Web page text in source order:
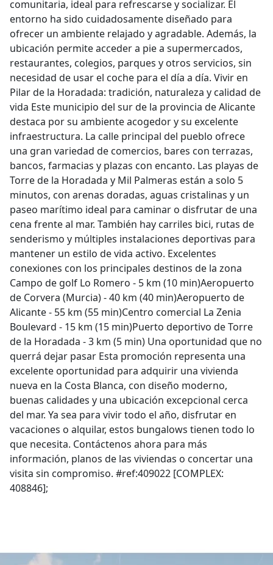
comunitaria, ideal para refrescarse y socializar. El
entorno ha sido cuidadosamente diseñado para
ofrecer un ambiente relajado y agradable. Además, la
ubicación permite acceder a pie a supermercados,
restaurantes, colegios, parques y otros servicios, sin
necesidad de usar el coche para el día a día. Vivir en
Pilar de la Horadada: tradición, naturaleza y calidad de
vida Este municipio del sur de la provincia de Alicante
destaca por su ambiente acogedor y su excelente
infraestructura. La calle principal del pueblo ofrece
una gran variedad de comercios, bares con terrazas,
bancos, farmacias y plazas con encanto. Las playas de
Torre de la Horadada y Mil Palmeras están a solo 5
minutos, con arenas doradas, aguas cristalinas y un
paseo marítimo ideal para caminar o disfrutar de una
cena frente al mar. También hay carriles bici, rutas de
senderismo y múltiples instalaciones deportivas para
mantener un estilo de vida activo. Excelentes
conexiones con los principales destinos de la zona
Campo de golf Lo Romero - 5 km (10 min)Aeropuerto
de Corvera (Murcia) - 40 km (40 min)Aeropuerto de
Alicante - 55 km (55 min)Centro comercial La Zenia
Boulevard - 15 km (15 min)Puerto deportivo de Torre
de la Horadada - 3 km (5 min) Una oportunidad que no
querrá dejar pasar Esta promoción representa una
excelente oportunidad para adquirir una vivienda
nueva en la Costa Blanca, con diseño moderno,
buenas calidades y una ubicación excepcional cerca
del mar. Ya sea para vivir todo el año, disfrutar en
vacaciones o alquilar, estos bungalows tienen todo lo
que necesita. Contáctenos ahora para más
información, planos de las viviendas o concertar una
visita sin compromiso. #ref:409022 [COMPLEX:
408846];